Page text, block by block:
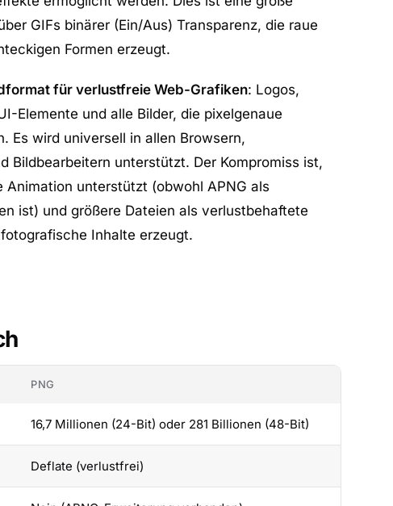
GIFs binärer (Ein/Aus) Transparenz, die raue
Formen erzeugt.
für verlustfreie Web-Grafiken: Logos,
Elemente und alle Bilder, die pixelgenaue
Es wird universell in allen Browsern,
Bildbearbeitern unterstützt. Der Kompromiss ist,
Animation unterstützt (obwohl APNG als
ist) und größere Dateien als verlustbehaftete
Inhalte erzeugt.
PNG
16,7 Millionen (24-Bit) oder 281 Billionen (48-Bit)
Deflate (verlustfrei)